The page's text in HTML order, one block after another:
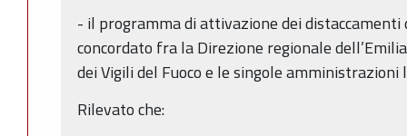
- il programma di attivazione dei
concordato fra la Direzione regionale
dei Vigili del Fuoco e le singole amministrazioni
Rilevato che: